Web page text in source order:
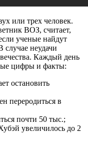
или трех человек.
ВОЗ, считает,
ученые найдут
случае неудачи
Каждый день
цифры и факты:
остановить
переродиться в
почти 50 тыс.;
увеличилось до 2